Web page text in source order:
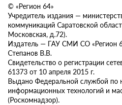
© «Регион 64»
Учредитель издания —
коммуникаций Саратовской
Московская, д.72).
Издатель — ГАУ СМИ СО «Регион
Степанов В.В.
Свидетельство о регистрации
61373 от 10 апреля 2015 г.
Выдано Федеральной службой по
информационных технологий и
(Роскомнадзор).